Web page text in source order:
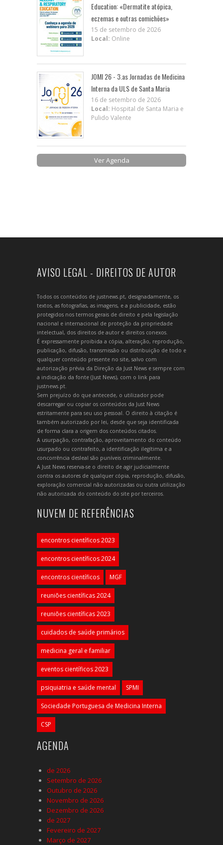
Education: «Dermatite atópica,
eczemas e outras comichões»
15 de setembro de 2026
Local: Online
JOMI 26 - 3.as Jornadas de Medicina
Interna da ULS de Santa Maria
16 de setembro de 2026
Local: Hospital de Santa Maria e
Pulido Valente
Ver Agenda
AVISO LEGAL - DIREITOS DE AUTOR
Todos os conteúdos de justnews.pt, designadamente, os
textos, as fotografias, as imagens, e a publicidade, estão
protegidos nos termos gerais de direito e pela legislação
nacional e internacional de proteção da propriedade
intelectual, dos direitos de autor e direitos conexos.
É expressamente proibida a cópia, alteração, reprodução,
publicação, difusão, transmissão ou distribuição de todo e
qualquer conteúdo presente no site, salvo com
autorização prévia da Direção da Just News e sempre com
a indicação da fonte (Just News), com o link para
justnews.pt.
Sem prejuízo do que antecede, o utilizador pode
descarregar ou copiar os conteúdos da Just News
estritamente para seu uso pessoal. O direito à citação é
também autorizado por lei, desde que seja identificada
de forma clara a origem dos conteúdos citados.
A usurpação, contrafação, aproveitamento do conteúdo
usurpado ou contrafeito, a identificação ilegítima e a
concorrência desleal são puníveis criminalmente.
A Just News reserva-se o direito de agir judicialmente
contra os autores de qualquer cópia, reprodução, difusão,
exploração comercial não autorizadas ou outra utilização
não autorizada do conteúdo do site por terceiros.
NUVEM DE REFERÊNCIAS
encontros científicos 2023
encontros científicos 2024
encontros científicos MGF
reuniões científicas 2024
reuniões científicas 2023
cuidados de saúde primários
medicina geral e familiar
eventos científicos 2023
psiquiatria e saúde mental SPMI
Sociedade Portuguesa de Medicina Interna
CSP
AGENDA
de 2026
Setembro de 2026
Outubro de 2026
Novembro de 2026
Dezembro de 2026
de 2027
Fevereiro de 2027
Março de 2027